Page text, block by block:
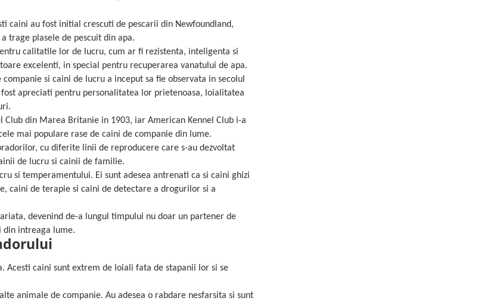
caini au fost initial crescuti de pescarii din Newfoundland,
trage plasele de pescuit din apa.
calitatile lor de lucru, cum ar fi rezistenta, inteligenta si
excelenti, in special pentru recuperarea vanatului de apa.
si caini de lucru a inceput sa fie observata in secolul
apreciati pentru personalitatea lor prietenoasa, loialitatea
din Marea Britanie in 1903, iar American Kennel Club i-a
mai populare rase de caini de companie din lume.
cu diferite linii de reproducere care s-au dezvoltat
de lucru si cainii de familie.
si temperamentului. Ei sunt adesea antrenati ca si caini ghizi
caini de terapie si caini de detectare a drogurilor si a
devenind de-a lungul timpului nu doar un partener de
din intreaga lume.
Acesti caini sunt extrem de loiali fata de stapanii lor si se
animale de companie. Au adesea o rabdare nesfarsita si sunt